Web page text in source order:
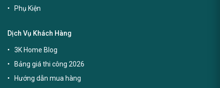
Phụ Kiện
Dịch Vụ Khách Hàng
3K Home Blog
Bảng giá thi công 2026
Hướng dẫn mua hàng